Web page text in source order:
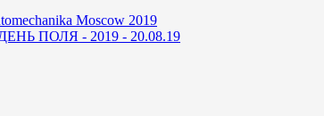
Moscow 2019
ПОЛЯ - 2019 - 20.08.19